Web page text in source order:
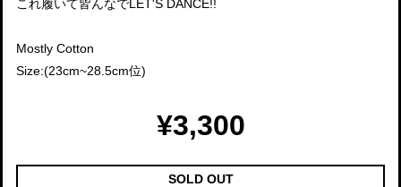
これ履いて皆んなでLET'S DANCE!!
Mostly Cotton
Size:(23cm~28.5cm位)
¥3,300
SOLD OUT